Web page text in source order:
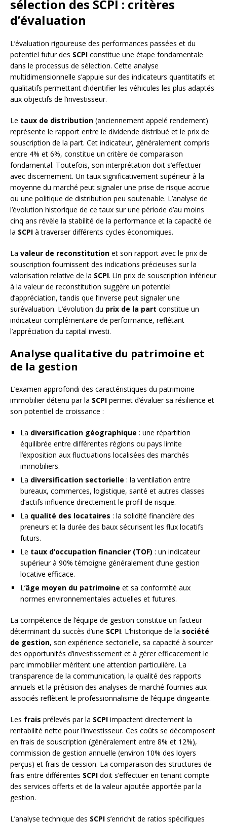
sélection des SCPI : critères
d’évaluation
L’évaluation rigoureuse des performances passées et du
potentiel futur des SCPI constitue une étape fondamentale
dans le processus de sélection. Cette analyse
multidimensionnelle s’appuie sur des indicateurs quantitatifs et
qualitatifs permettant d’identifier les véhicules les plus adaptés
aux objectifs de l’investisseur.
Le taux de distribution (anciennement appelé rendement)
représente le rapport entre le dividende distribué et le prix de
souscription de la part. Cet indicateur, généralement compris
entre 4% et 6%, constitue un critère de comparaison
fondamental. Toutefois, son interprétation doit s’effectuer
avec discernement. Un taux significativement supérieur à la
moyenne du marché peut signaler une prise de risque accrue
ou une politique de distribution peu soutenable. L’analyse de
l’évolution historique de ce taux sur une période d’au moins
cinq ans révèle la stabilité de la performance et la capacité de
la SCPI à traverser différents cycles économiques.
La valeur de reconstitution et son rapport avec le prix de
souscription fournissent des indications précieuses sur la
valorisation relative de la SCPI. Un prix de souscription inférieur
à la valeur de reconstitution suggère un potentiel
d’appréciation, tandis que l’inverse peut signaler une
surévaluation. L’évolution du prix de la part constitue un
indicateur complémentaire de performance, reflétant
l’appréciation du capital investi.
Analyse qualitative du patrimoine et
de la gestion
L’examen approfondi des caractéristiques du patrimoine
immobilier détenu par la SCPI permet d’évaluer sa résilience et
son potentiel de croissance :
La diversification géographique : une répartition
équilibrée entre différentes régions ou pays limite
l’exposition aux fluctuations localisées des marchés
immobiliers.
La diversification sectorielle : la ventilation entre
bureaux, commerces, logistique, santé et autres classes
d’actifs influence directement le profil de risque.
La qualité des locataires : la solidité financière des
preneurs et la durée des baux sécurisent les flux locatifs
futurs.
Le taux d’occupation financier (TOF) : un indicateur
supérieur à 90% témoigne généralement d’une gestion
locative efficace.
L’âge moyen du patrimoine et sa conformité aux
normes environnementales actuelles et futures.
La compétence de l’équipe de gestion constitue un facteur
déterminant du succès d’une SCPI. L’historique de la société
de gestion, son expérience sectorielle, sa capacité à sourcer
des opportunités d’investissement et à gérer efficacement le
parc immobilier méritent une attention particulière. La
transparence de la communication, la qualité des rapports
annuels et la précision des analyses de marché fournies aux
associés reflètent le professionnalisme de l’équipe dirigeante.
Les frais prélevés par la SCPI impactent directement la
rentabilité nette pour l’investisseur. Ces coûts se décomposent
en frais de souscription (généralement entre 8% et 12%),
commission de gestion annuelle (environ 10% des loyers
perçus) et frais de cession. La comparaison des structures de
frais entre différentes SCPI doit s’effectuer en tenant compte
des services offerts et de la valeur ajoutée apportée par la
gestion.
L’analyse technique des SCPI s’enrichit de ratios spécifiques